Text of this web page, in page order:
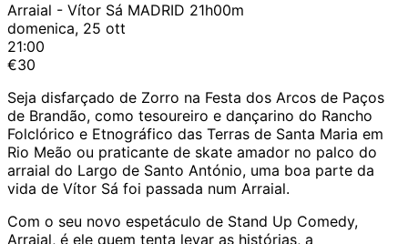
Arraial - Vítor Sá MADRID 21h00m
domenica, 25 ott
21:00
€30
Seja disfarçado de Zorro na Festa dos Arcos de Paços
de Brandão, como tesoureiro e dançarino do Rancho
Folclórico e Etnográfico das Terras de Santa Maria em
Rio Meão ou praticante de skate amador no palco do
arraial do Largo de Santo António, uma boa parte da
vida de Vítor Sá foi passada num Arraial.
Com o seu novo espetáculo de Stand Up Comedy,
Arraial, é ele quem tenta levar as histórias, a